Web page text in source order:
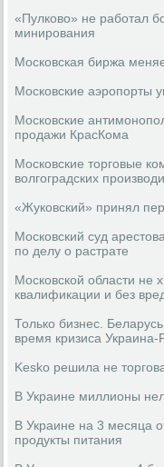
«Пулково» не работал
минирования
Московская биржа
Московские аэропорты
Московские
продажи КрасКома
Московские торговые
волгоградских
«Жуковский» принял
Московский суд
по делу о растрате
Московской области не
квалификации и без
Только бизнес.
время кризиса Украина-
Kesko решила не
В Украине миллионы
В Украине на 3 месяца
продукты питания